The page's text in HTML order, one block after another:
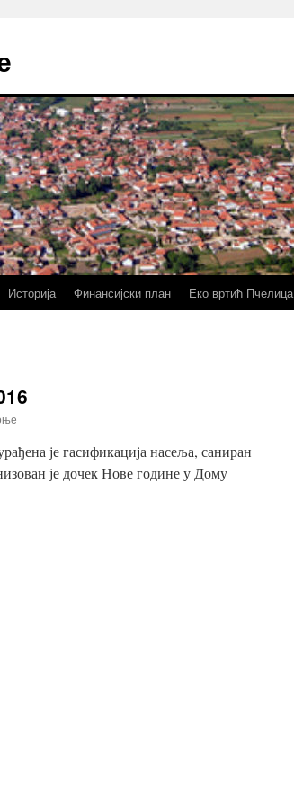
Историја Финансијски план Еко вртић Пчелица
је гасификација насеља, саниран
је дочек Нове године у Дому